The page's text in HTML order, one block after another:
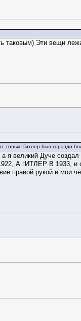
таковым) Эти вещи
только Гитлер был
я великий Дуче
А гИТЛЕР В 1933, и
правой рукой и мои